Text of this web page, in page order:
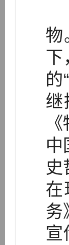
物
下
的
继
中
史
在
务
宣